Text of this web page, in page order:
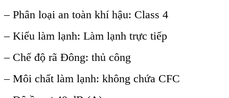
– Phân loại an toàn khí hậu: Class 4
– Kiểu làm lạnh: Làm lạnh trực tiếp
– Chế độ rã Đông: thủ công
– Môi chất làm lạnh: không chứa CFC